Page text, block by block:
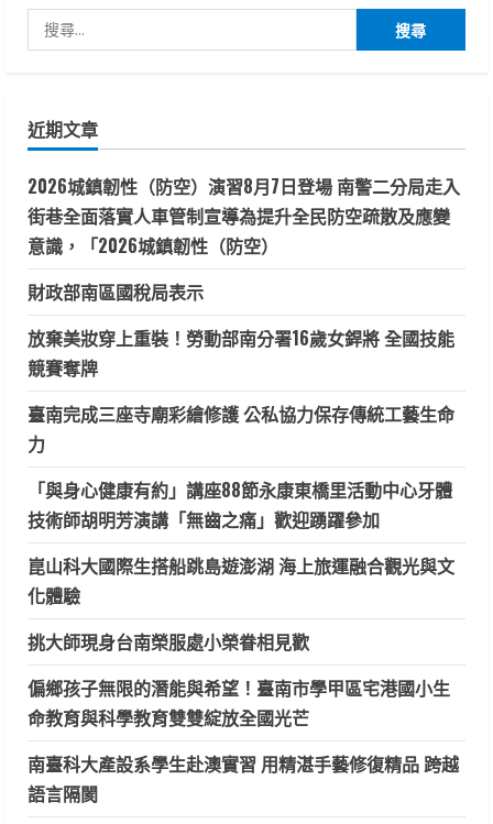
尋
字:
近期文章
2026城鎮韌性（防空）演習8月7日登場 南警二分局走入
街巷全面落實人車管制宣導為提升全民防空疏散及應變
意識，「2026城鎮韌性（防空）
財政部南區國稅局表示
放棄美妝穿上重裝！勞動部南分署16歲女銲將 全國技能
競賽奪牌
臺南完成三座寺廟彩繪修護 公私協力保存傳統工藝生命
力
「與身心健康有約」講座88節永康東橋里活動中心牙體
技術師胡明芳演講「無齒之痛」歡迎踴躍參加
崑山科大國際生搭船跳島遊澎湖 海上旅運融合觀光與文
化體驗
挑大師現身台南榮服處小榮眷相見歡
偏鄉孩子無限的潛能與希望！臺南市學甲區宅港國小生
命教育與科學教育雙雙綻放全國光芒
南臺科大產設系學生赴澳實習 用精湛手藝修復精品 跨越
語言隔閡